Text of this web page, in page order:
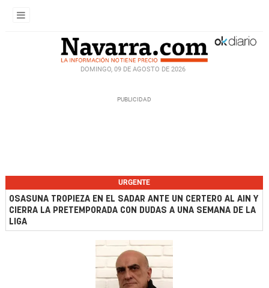
DOMINGO, 09 DE AGOSTO DE 2026
URGENTE
OSASUNA TROPIEZA EN EL SADAR ANTE UN CERTERO AL AIN Y
CIERRA LA PRETEMPORADA CON DUDAS A UNA SEMANA DE LA
LIGA